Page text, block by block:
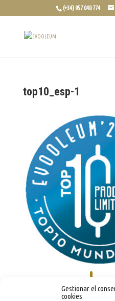
Gestionar el
cookies
(+34) 957 040 774
top10_esp-1